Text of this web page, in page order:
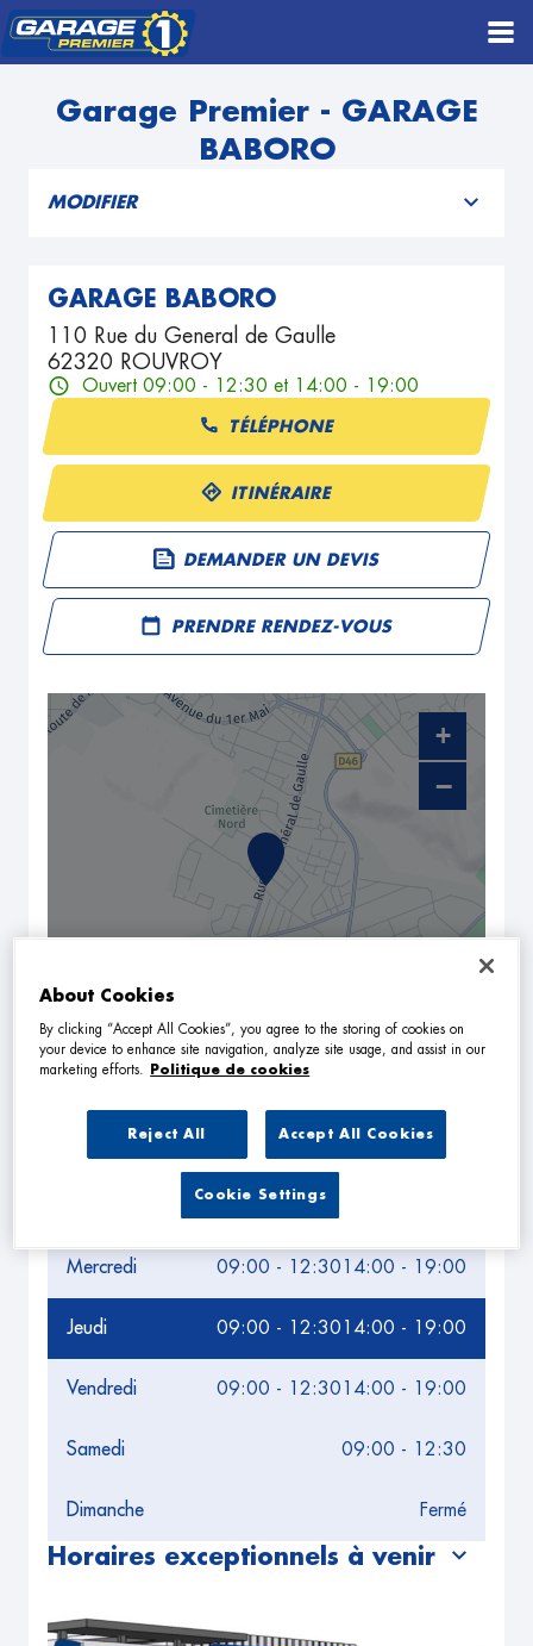
Garage Premier - GARAGE
BABORO
MODIFIER
GARAGE BABORO
110 Rue du General de Gaulle
62320 ROUVROY
Ouvert 09:00 - 12:30 et 14:00 - 19:00
TÉLÉPHONE
ITINÉRAIRE
DEMANDER UN DEVIS
PRENDRE RENDEZ-VOUS
09:00 - 12:30
09:00 - 12:30
Mercredi 09:00 - 12:30 14:00 - 19:00
Jeudi 09:00 - 12:30 14:00 - 19:00
Vendredi 09:00 - 12:30 14:00 - 19:00
Samedi 09:00 - 12:30
Dimanche Fermé
Horaires exceptionnels à venir
+
−
NAVIGUER ITINÉRAIRE
About Cookies
By clicking “Accept All Cookies”, you agree to the storing of cookies on
your device to enhance site navigation, analyze site usage, and assist in our
marketing efforts.
Politique de cookies
Reject All Accept All Cookies
Cookie Settings